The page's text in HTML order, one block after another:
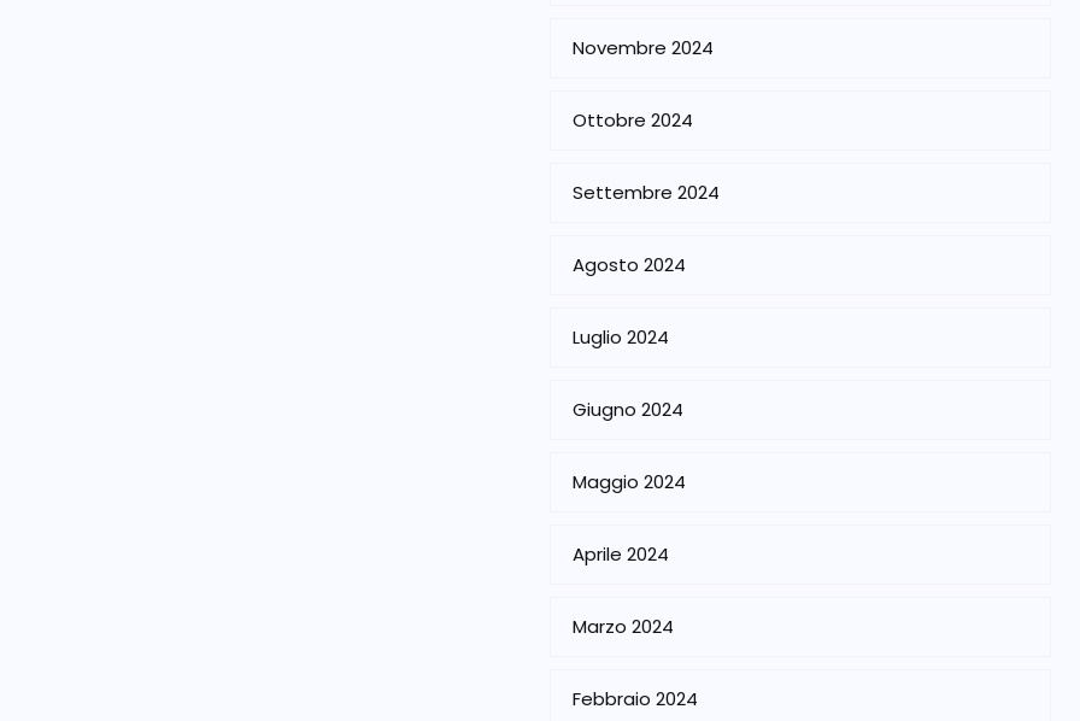
Novembre 2024
Ottobre 2024
Settembre 2024
Agosto 2024
Luglio 2024
Giugno 2024
Maggio 2024
Aprile 2024
Marzo 2024
Febbraio 2024